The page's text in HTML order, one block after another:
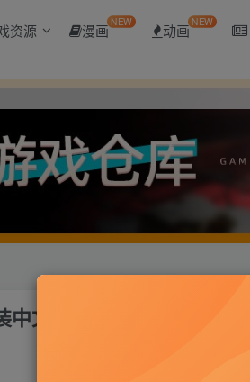
资源 漫画NEW 动画 NEW
文版